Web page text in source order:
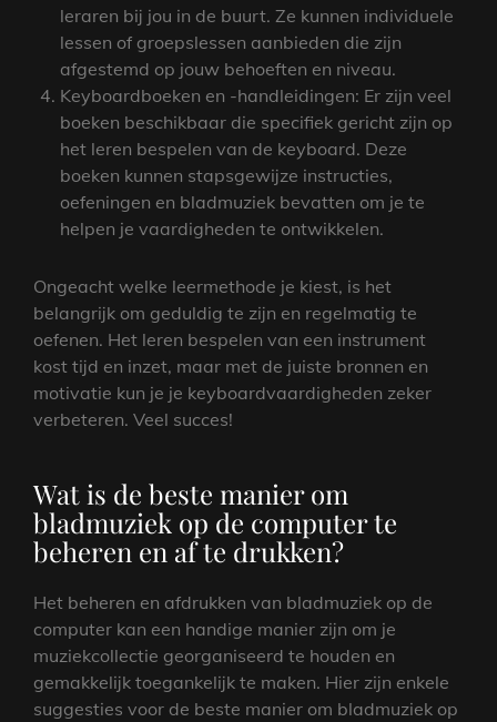
leraren bij jou in de buurt. Ze kunnen individuele
lessen of groepslessen aanbieden die zijn
afgestemd op jouw behoeften en niveau.
Keyboardboeken en -handleidingen: Er zijn veel
boeken beschikbaar die specifiek gericht zijn op
het leren bespelen van de keyboard. Deze
boeken kunnen stapsgewijze instructies,
oefeningen en bladmuziek bevatten om je te
helpen je vaardigheden te ontwikkelen.
Ongeacht welke leermethode je kiest, is het
belangrijk om geduldig te zijn en regelmatig te
oefenen. Het leren bespelen van een instrument
kost tijd en inzet, maar met de juiste bronnen en
motivatie kun je je keyboardvaardigheden zeker
verbeteren. Veel succes!
Wat is de beste manier om
bladmuziek op de computer te
beheren en af ​​te drukken?
Het beheren en afdrukken van bladmuziek op de
computer kan een handige manier zijn om je
muziekcollectie georganiseerd te houden en
gemakkelijk toegankelijk te maken. Hier zijn enkele
suggesties voor de beste manier om bladmuziek op